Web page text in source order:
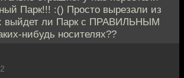
Парк!!! :() Просто вырезали из
выйдет ли Парк с ПРАВИЛЬНЫМ
нибудь носителях??